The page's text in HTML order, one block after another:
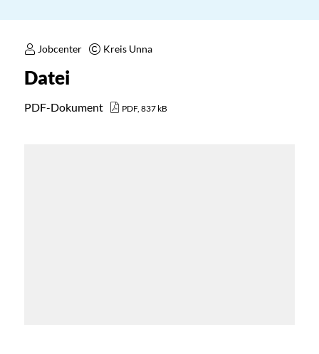
Jobcenter Kreis Unna
Datei
PDF-Dokument PDF, 837 kB